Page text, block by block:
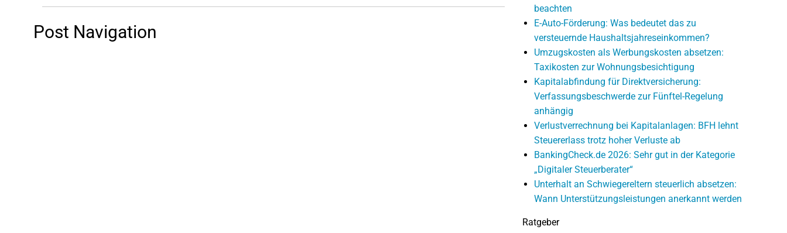
Post Navigation
beachten
E-Auto-Förderung: Was bedeutet das zu
versteuernde Haushaltsjahreseinkommen?
Umzugskosten als Werbungskosten absetzen:
Taxikosten zur Wohnungsbesichtigung
Kapitalabfindung für Direktversicherung:
Verfassungsbeschwerde zur Fünftel-Regelung
anhängig
Verlustverrechnung bei Kapitalanlagen: BFH lehnt
Steuererlass trotz hoher Verluste ab
BankingCheck.de 2026: Sehr gut in der Kategorie
„Digitaler Steuerberater“
Unterhalt an Schwiegereltern steuerlich absetzen:
Wann Unterstützungsleistungen anerkannt werden
Ratgeber